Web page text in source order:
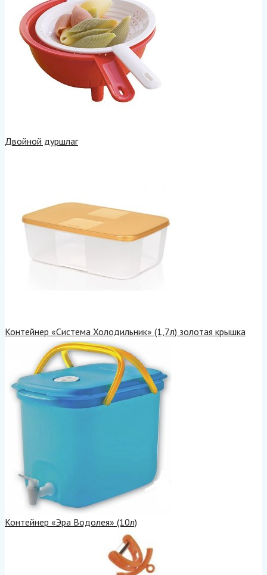
Двойной дуршлаг
Контейнер «Система Холодильник» (1,7л) золотая крышка
Контейнер «Эра Водолея» (10л)